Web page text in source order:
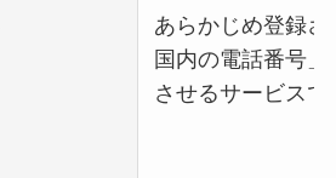
あらかじめ登録さ
国内の電話番号
させるサービスで